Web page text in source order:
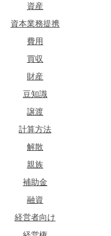
資産
資本業務提携
費用
買収
財産
豆知識
譲渡
計算方法
解散
親族
補助金
融資
経営者向け